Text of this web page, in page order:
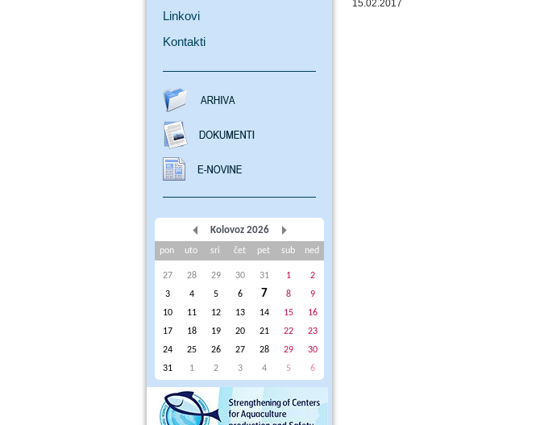
Linkovi
Kontakti
Kolovoz 2026
pon uto sri čet pet sub ned
27 28 29 30 31 1
2
3
4 5 6 7 8
9
10
11 12 13 14 15
16
17
18 19 20 21 22
23
24
25 26 27 28 29
30
31
1 2 3 4 5 6
15.02.2017